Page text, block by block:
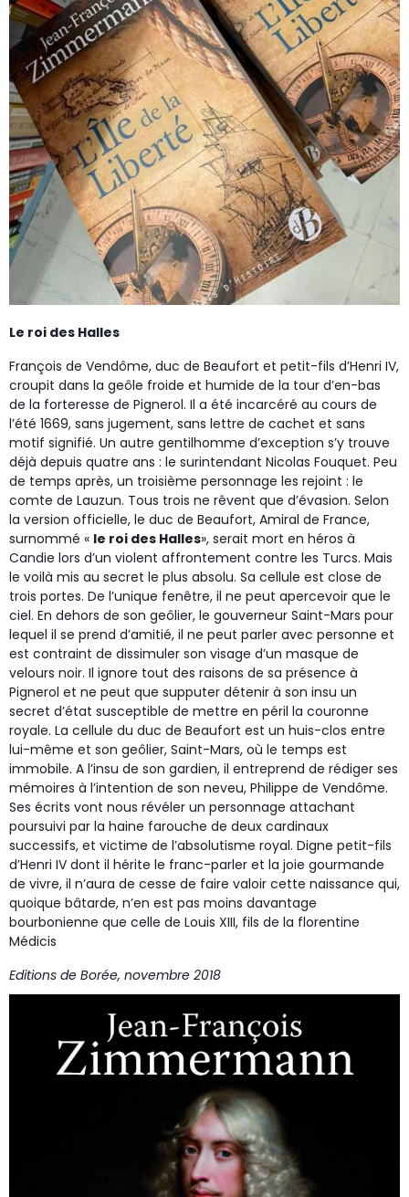
Le roi des Halles
François de Vendôme, duc de Beaufort et petit-fils d’Henri IV,
croupit dans la geôle froide et humide de la tour d’en-bas
de la forteresse de Pignerol. Il a été incarcéré au cours de
l’été 1669, sans jugement, sans lettre de cachet et sans
motif signifié. Un autre gentilhomme d’exception s’y trouve
déjà depuis quatre ans : le surintendant Nicolas Fouquet. Peu
de temps après, un troisième personnage les rejoint : le
comte de Lauzun. Tous trois ne rêvent que d’évasion. Selon
la version officielle, le duc de Beaufort, Amiral de France,
surnommé « le roi des Halles», serait mort en héros à
Candie lors d’un violent affrontement contre les Turcs. Mais
le voilà mis au secret le plus absolu. Sa cellule est close de
trois portes. De l’unique fenêtre, il ne peut apercevoir que le
ciel. En dehors de son geôlier, le gouverneur Saint-Mars pour
lequel il se prend d’amitié, il ne peut parler avec personne et
est contraint de dissimuler son visage d’un masque de
velours noir. Il ignore tout des raisons de sa présence à
Pignerol et ne peut que supputer détenir à son insu un
secret d’état susceptible de mettre en péril la couronne
royale. La cellule du duc de Beaufort est un huis-clos entre
lui-même et son geôlier, Saint-Mars, où le temps est
immobile. A l’insu de son gardien, il entreprend de rédiger ses
mémoires à l’intention de son neveu, Philippe de Vendôme.
Ses écrits vont nous révéler un personnage attachant
poursuivi par la haine farouche de deux cardinaux
successifs, et victime de l’absolutisme royal. Digne petit-fils
d’Henri IV dont il hérite le franc-parler et la joie gourmande
de vivre, il n’aura de cesse de faire valoir cette naissance qui,
quoique bâtarde, n’en est pas moins davantage
bourbonienne que celle de Louis XIII, fils de la florentine
Médicis
Editions de Borée, novembre 2018